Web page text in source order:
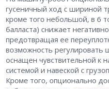
гусеничный ход с шириной
кроме того небольшой, в 6
балласта) снижает
предотвращая ее
возможность регулировать
оснащен чувствительной к
системой и навеской с
Кроме того, опционально